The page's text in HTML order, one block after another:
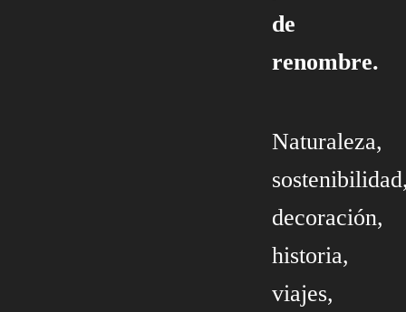
de
renombre.
Naturaleza,
decoración,
historia,
viajes,